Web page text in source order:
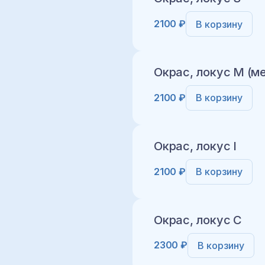
2100 ₽ В корзину
Окрас, локус M
2100 ₽ В корзину
Окрас, локус I
2100 ₽ В корзину
Окрас, локус C
2300 ₽ В корзину